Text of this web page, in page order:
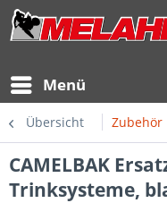
Menü
Übersicht Zubehör
CAMELBAK
Trinksysteme,